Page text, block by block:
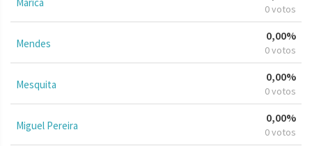
0 votos
Mendes
0,00%
0 votos
Mesquita
0,00%
0 votos
Miguel Pereira
0,00%
0 votos